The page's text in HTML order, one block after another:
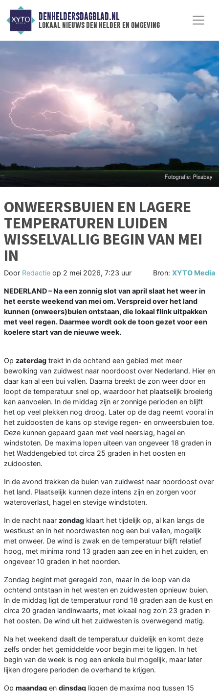
DENHELDERSDAGBLAD.NL
lokaal nieuws den helder en omgeving
ONWEERSBUIEN EN LAGERE
TEMPERATUREN LUIDEN
WISSELVALLIG BEGIN VAN MEI
IN
Door Redactie op 2 mei 2026, 7:23 uur Bron: XYTO Media
NEDERLAND – Na een zonnig slot van april slaat het weer in
het eerste weekend van mei om. Verspreid over het land
kunnen (onweers)buien ontstaan, die lokaal flink uitpakken
met veel regen. Daarmee wordt ook de toon gezet voor een
koelere start van de nieuwe week.
Op zaterdag trekt in de ochtend een gebied met meer
bewolking van zuidwest naar noordoost over Nederland. Hier en
daar kan al een bui vallen. Daarna breekt de zon weer door en
loopt de temperatuur snel op, waardoor het plaatselijk broeierig
kan aanvoelen. In de middag zijn er zonnige perioden en blijft
het op veel plekken nog droog. Later op de dag neemt vooral in
het zuidoosten de kans op stevige regen- en onweersbuien toe.
Deze kunnen gepaard gaan met veel neerslag, hagel en
windstoten. De maxima lopen uiteen van ongeveer 18 graden in
het Waddengebied tot circa 25 graden in het oosten en
zuidoosten.
In de avond trekken de buien van zuidwest naar noordoost over
het land. Plaatselijk kunnen deze intens zijn en zorgen voor
wateroverlast, hagel en stevige windstoten.
In de nacht naar zondag klaart het tijdelijk op, al kan langs de
westkust en in het noordwesten nog een bui vallen, mogelijk
met onweer. De wind is zwak en de temperatuur blijft relatief
hoog, met minima rond 13 graden aan zee en in het zuiden, en
ongeveer 10 graden in het noorden.
Zondag begint met geregeld zon, maar in de loop van de
ochtend ontstaan in het westen en zuidwesten opnieuw buien.
In de middag ligt de temperatuur rond 18 graden aan de kust en
circa 20 graden landinwaarts, met lokaal nog zo’n 23 graden in
het oosten. De wind uit het zuidwesten is overwegend matig.
Na het weekend daalt de temperatuur duidelijk en komt deze
zelfs onder het gemiddelde voor begin mei te liggen. In het
begin van de week is nog een enkele bui mogelijk, maar later
lijken drogere perioden de overhand te krijgen.
Op maandag en dinsdag liggen de maxima nog tussen 15